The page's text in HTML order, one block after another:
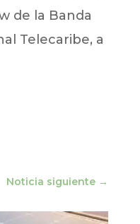
de la Banda
Telecaribe, a
Noticia siguiente →